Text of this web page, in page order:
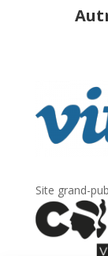
Site grand-